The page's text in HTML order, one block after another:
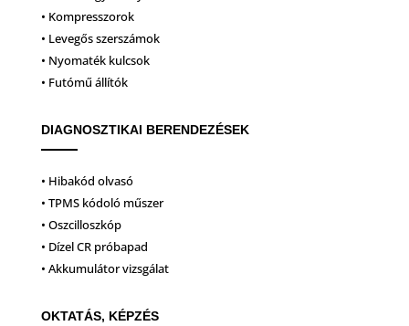
• Kompresszorok
• Levegős szerszámok
• Nyomaték kulcsok
• Futómű állítók
DIAGNOSZTIKAI BERENDEZÉSEK
• Hibakód olvasó
• TPMS kódoló műszer
• Oszcilloszkóp
• Dízel CR próbapad
• Akkumulátor vizsgálat
OKTATÁS, KÉPZÉS